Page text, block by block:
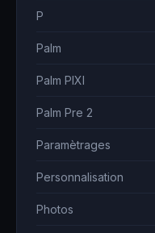
P
Palm
Palm PIXI
Palm Pre 2
Paramètrages
Personnalisation
Photos